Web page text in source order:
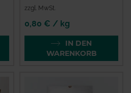
zzgl. MwSt.
0,80 € / kg
IN DEN
WARENKORB